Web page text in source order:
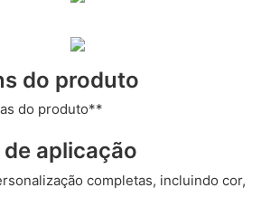
do produto
do produto**
aplicação
completas, incluindo cor,